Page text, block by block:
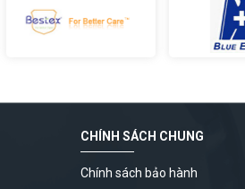
CHÍNH SÁCH CHUNG
Chính sách bảo hành